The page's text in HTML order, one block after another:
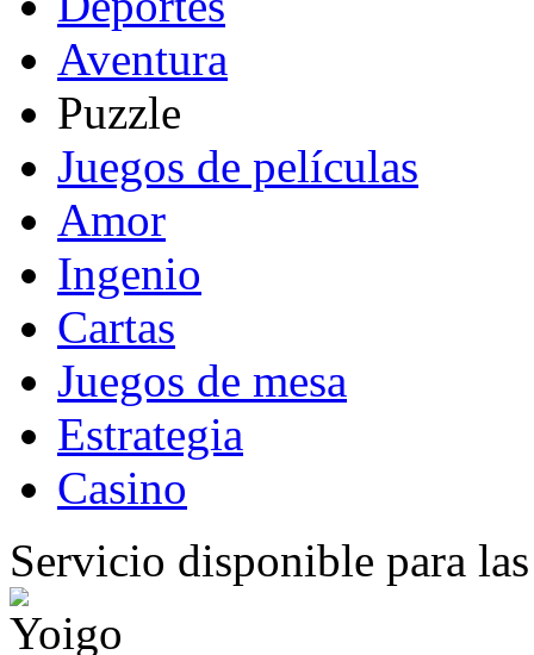
Aventura
Puzzle
Juegos de películas
Amor
Ingenio
Cartas
Juegos de mesa
Estrategia
Casino
Servicio disponible para